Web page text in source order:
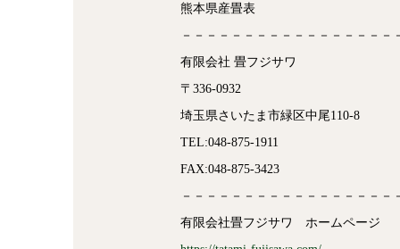
熊本県産畳表
－－－－－－－－－－－－－－－－
有限会社 畳フジサワ
〒336-0932
埼玉県さいたま市緑区中尾110-8
TEL:048-875-1911
FAX:048-875-3423
－－－－－－－－－－－－－－－－
有限会社畳フジサワ ホームページ